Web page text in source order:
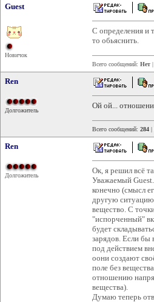
Guest
Новичок
С определения и
то обьяснить.
Всего сообщений: Нет
Ren
Долгожитель
Ой ой...
Всего сообщений: 284 |
Ren
Долгожитель
Ок, я решил всё
Уважаемый
конечно (смысл
другую ситуацию
вещество. С
"испорченный"
будет
зарядов. Если бы
под действием
оони создают
поле без
отношению
вещества).
Думаю теперь